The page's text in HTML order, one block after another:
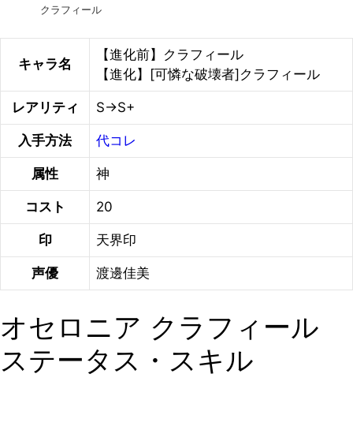
クラフィール
キャラ名
【進化前】クラフィール
【進化】[可憐な破壊者]クラフィール
レアリティ S→S+
入手方法 代コレ
属性 神
コスト 20
印 天界印
声優 渡邊佳美
オセロニア クラフィール
ステータス・スキル